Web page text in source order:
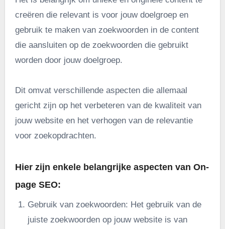
creëren die relevant is voor jouw doelgroep en
gebruik te maken van zoekwoorden in de content
die aansluiten op de zoekwoorden die gebruikt
worden door jouw doelgroep.
Dit omvat verschillende aspecten die allemaal
gericht zijn op het verbeteren van de kwaliteit van
jouw website en het verhogen van de relevantie
voor zoekopdrachten.
Hier zijn enkele belangrijke aspecten van On-
page SEO:
Gebruik van zoekwoorden: Het gebruik van de
juiste zoekwoorden op jouw website is van